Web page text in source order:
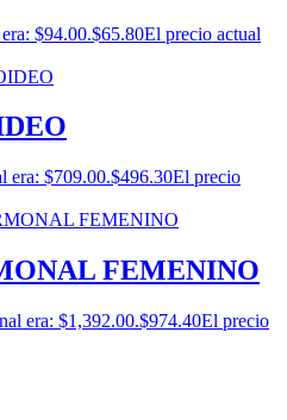
$94.00.$65.80El precio actual
era: $709.00.$496.30El precio
FEMENINO
era: $1,392.00.$974.40El precio